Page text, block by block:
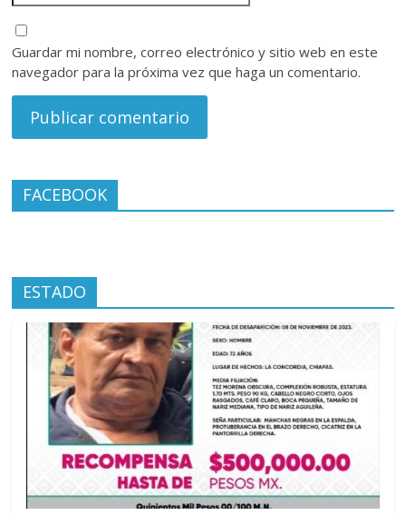
Guardar mi nombre, correo electrónico y sitio web en este
navegador para la próxima vez que haga un comentario.
FACEBOOK
ESTADO